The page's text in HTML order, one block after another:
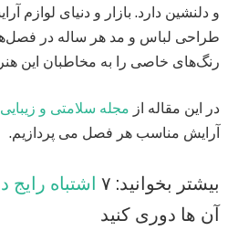
و دلنشین دارد. بازار و دنیای لوازم
طراحی لباس و مد هر ساله در
رنگ‌های خاصی را به مخاطبان این
در این مقاله از مجله سلامتی و
آرایش مناسب هر فصل می پردازیم.
بیشتر بخوانید: ۷ اشتباه رایج
آن ها دوری کنید